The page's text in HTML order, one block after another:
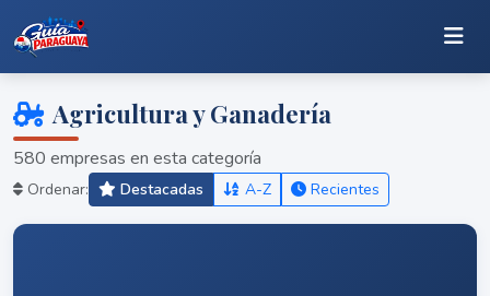
Agricultura y Ganadería
580 empresas en esta categoría
Ordenar: Destacadas A-Z Recientes